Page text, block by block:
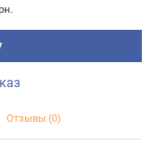
Отзывы (0)